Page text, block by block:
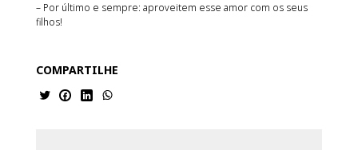
– Por último e sempre: aproveitem esse amor com os seus
filhos!
COMPARTILHE